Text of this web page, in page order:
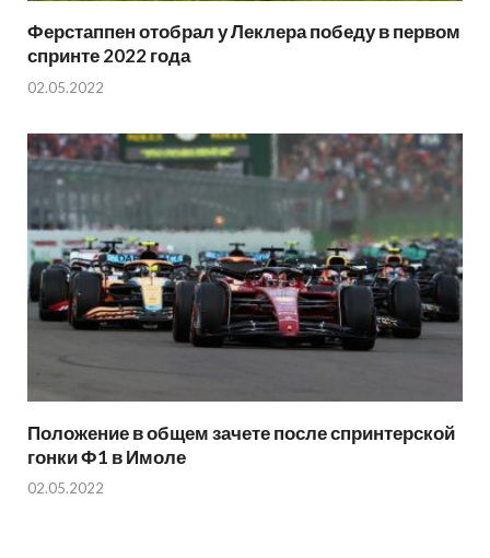
Ферстаппен отобрал у Леклера победу в первом
спринте 2022 года
02.05.2022
Положение в общем зачете после спринтерской
гонки Ф1 в Имоле
02.05.2022